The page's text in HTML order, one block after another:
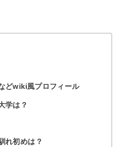
どwiki風プロフィール
学は？
れ初めは？